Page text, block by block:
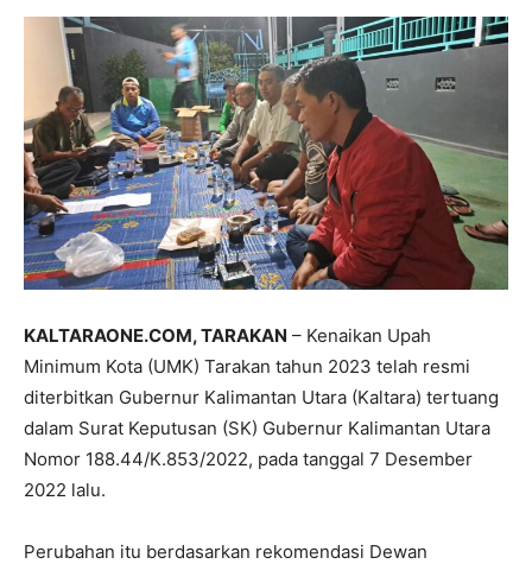
KALTARAONE.COM, TARAKAN – Kenaikan Upah
Minimum Kota (UMK) Tarakan tahun 2023 telah resmi
diterbitkan Gubernur Kalimantan Utara (Kaltara) tertuang
dalam Surat Keputusan (SK) Gubernur Kalimantan Utara
Nomor 188.44/K.853/2022, pada tanggal 7 Desember
2022 lalu.
Perubahan itu berdasarkan rekomendasi Dewan